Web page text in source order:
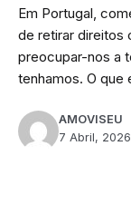
Em Portugal,
de retirar direitos
preocupar-nos a
tenhamos. O que
AMOVISEU
7 Abril, 2026